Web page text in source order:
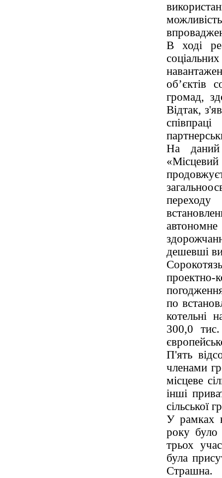
В ході
об’єктів
громад,
Відтак,
На
дешевші
по
котельні
300,0
П'ять
членами
місцеве
інші
сільської
У рамках
року було
трьох
була
Страшна.